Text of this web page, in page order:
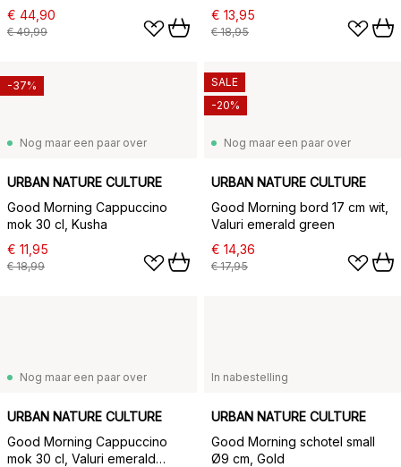
€ 44,90
€ 49,99
€ 13,95
€ 18,95
Nog maar een paar over
URBAN NATURE CULTURE
Good Morning Cappuccino
mok 30 cl, Kusha
€ 11,95
€ 18,99
-37%
Nog maar een paar over
URBAN NATURE CULTURE
Good Morning bord 17 cm wit,
Valuri emerald green
€ 14,36
€ 17,95
SALE
-20%
Nog maar een paar over
URBAN NATURE CULTURE
Good Morning Cappuccino
mok 30 cl, Valuri emerald
In nabestelling
URBAN NATURE CULTURE
Good Morning schotel small
Ø9 cm, Gold